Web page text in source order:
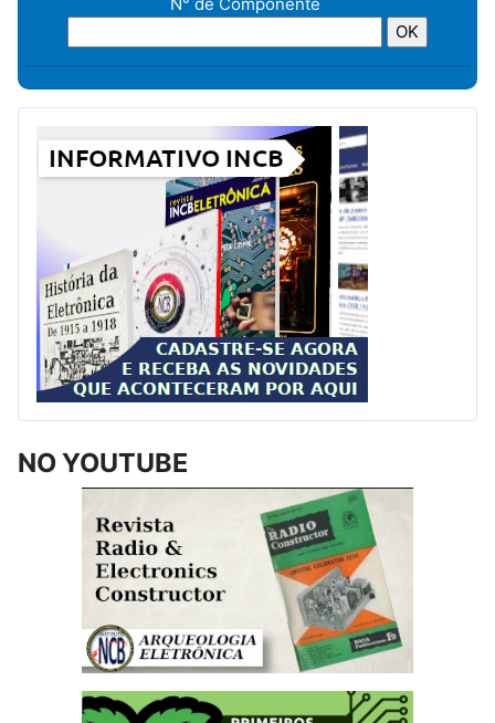
N° de Componente
NO YOUTUBE